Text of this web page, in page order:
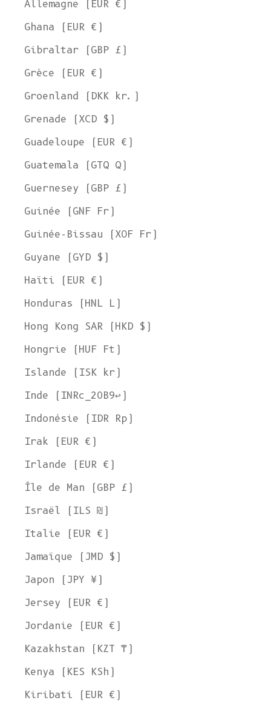
Allemagne (EUR €)
Ghana (EUR €)
Gibraltar (GBP £)
Grèce (EUR €)
Groenland (DKK kr.)
Grenade (XCD $)
Guadeloupe (EUR €)
Guatemala (GTQ Q)
Guernesey (GBP £)
Guinée (GNF Fr)
Guinée-Bissau (XOF Fr)
Guyane (GYD $)
Haïti (EUR €)
Honduras (HNL L)
Hong Kong SAR (HKD $)
Hongrie (HUF Ft)
Islande (ISK kr)
Inde (INRc_20B9↩)
Indonésie (IDR Rp)
Irak (EUR €)
Irlande (EUR €)
Île de Man (GBP £)
Israël (ILS ₪)
Italie (EUR €)
Jamaïque (JMD $)
Japon (JPY ¥)
Jersey (EUR €)
Jordanie (EUR €)
Kazakhstan (KZT ₸)
Kenya (KES KSh)
Kiribati (EUR €)